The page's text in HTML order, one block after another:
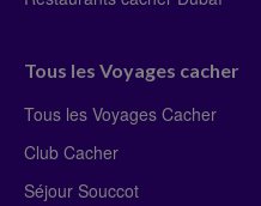
Tous les Voyages cacher
Tous les Voyages Cacher
Club Cacher
Séjour Souccot